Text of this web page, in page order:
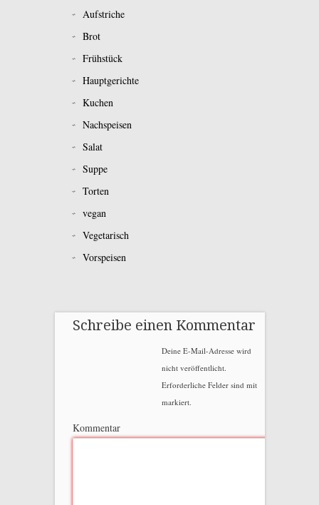
Aufstriche
Brot
Frühstück
Hauptgerichte
Kuchen
Nachspeisen
Salat
Suppe
Torten
vegan
Vegetarisch
Vorspeisen
Schreibe einen Kommentar
Deine E-Mail-Adresse wird
nicht veröffentlicht.
Erforderliche Felder sind mit
markiert.
Kommentar